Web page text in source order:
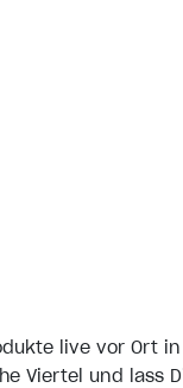
live vor Ort in
Viertel und lass